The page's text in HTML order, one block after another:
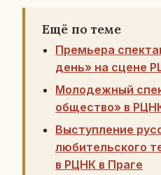
Ещё по теме
Премьера
день» на сцене
Молодежный
общество» в
Выступление
любительского
в РЦНК в Праге